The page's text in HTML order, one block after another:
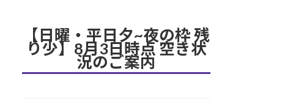
【日曜・平日夕~夜の枠 残
り少】8月3日時点 空き状
況のご案内